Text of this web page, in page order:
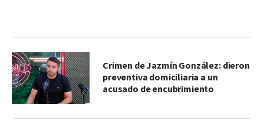
Crimen de Jazmín González: dieron
preventiva domiciliaria a un
acusado de encubrimiento